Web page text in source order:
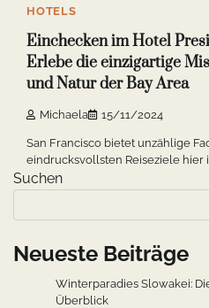
HOTELS
Einchecken im Hotel
Erlebe die einzigartige
und Natur der Bay Area
Michaela 15/11/2024
San Francisco bietet unzählige
eindrucksvollsten Reiseziele hier
Suchen
Neueste Beiträge
Winterparadies Slowakei:
Überblick